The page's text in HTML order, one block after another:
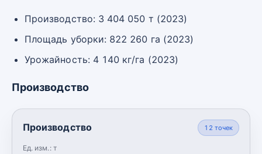
Производство: 3 404 050 т (2023)
Площадь уборки: 822 260 га (2023)
Урожайность: 4 140 кг/га (2023)
Производство
Производство
Ед. изм.: т
12 точек